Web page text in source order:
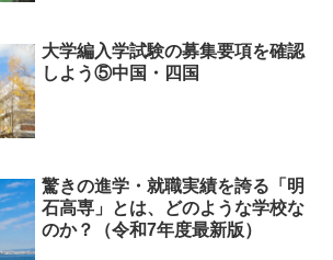
大学編入学試験の募集要項を確認
しよう⑤中国・四国
驚きの進学・就職実績を誇る「明
石高専」とは、どのような学校な
のか？（令和7年度最新版）